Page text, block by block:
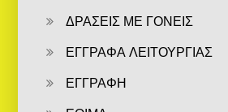
ΔΡΑΣΕΙΣ ΜΕ ΓΟΝΕΙΣ
ΕΓΓΡΑΦΑ ΛΕΙΤΟΥΡΓΙΑΣ
ΕΓΓΡΑΦΗ